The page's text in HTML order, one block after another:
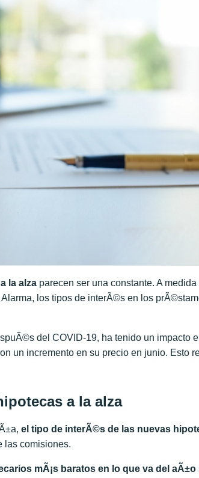
la alza parecen ser una constante. A
los tipos de interÃ©s en los
del COVID-19, ha tenido un impacto
un incremento en su precio en junio. Esto
a la alza
el tipo de interÃ©s de las nuevas
las comisiones.
mÃ¡s baratos en lo que va del aÃ±o